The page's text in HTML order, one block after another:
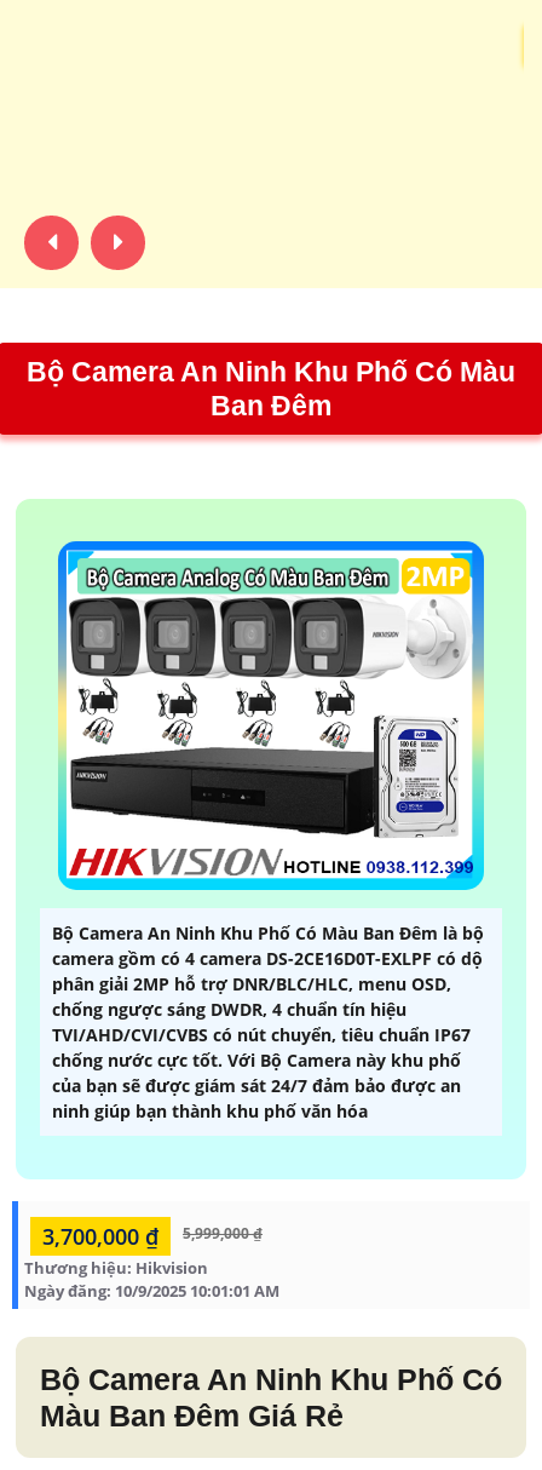
Bộ Camera An Ninh Khu Phố Có Màu
Ban Đêm
Bộ Camera An Ninh Khu Phố Có Màu Ban Đêm là bộ
camera gồm có 4 camera DS-2CE16D0T-EXLPF có dộ
phân giải 2MP hỗ trợ DNR/BLC/HLC, menu OSD,
chống ngược sáng DWDR, 4 chuẩn tín hiệu
TVI/AHD/CVI/CVBS có nút chuyển, tiêu chuẩn IP67
chống nước cực tốt. Với Bộ Camera này khu phố
của bạn sẽ được giám sát 24/7 đảm bảo được an
ninh giúp bạn thành khu phố văn hóa
3,700,000 ₫ 5,999,000 ₫
Thương hiệu: Hikvision
Ngày đăng: 10/9/2025 10:01:01 AM
Bộ Camera An Ninh Khu Phố Có
Màu Ban Đêm Giá Rẻ